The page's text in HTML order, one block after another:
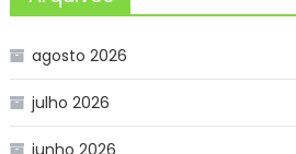
agosto 2026
julho 2026
junho 2026